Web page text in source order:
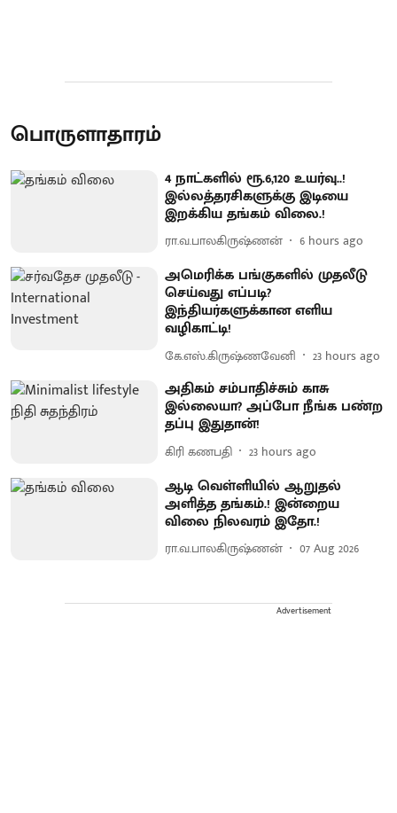
பொருளாதாரம்
4 நாட்களில் ரூ.6,120 உயர்வு..!
இல்லத்தரசிகளுக்கு இடியை
இறக்கிய தங்கம் விலை.!
ரா.வ.பாலகிருஷ்ணன் 6 hours ago
அமெரிக்க பங்குகளில் முதலீடு
செய்வது எப்படி?
இந்தியர்களுக்கான எளிய
வழிகாட்டி!
கே.எஸ்.கிருஷ்ணவேனி 23 hours ago
அதிகம் சம்பாதிச்சும் காசு
இல்லையா? அப்போ நீங்க பண்ற
தப்பு இதுதான்!
கிரி கணபதி 23 hours ago
ஆடி வெள்ளியில் ஆறுதல்
அளித்த தங்கம்.! இன்றைய
விலை நிலவரம் இதோ.!
ரா.வ.பாலகிருஷ்ணன் 07 Aug 2026
Advertisement